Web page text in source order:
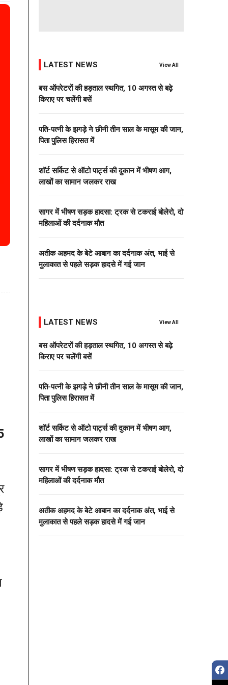
LATEST NEWS View All
बस ऑपरेटरों की हड़ताल स्थगित, 10 अगस्त से बढ़े
किराए पर चलेंगी बसें
पति-पत्नी के झगड़े ने छीनी तीन साल के मासूम की जान,
पिता पुलिस हिरासत में
शॉर्ट सर्किट से ऑटो पार्ट्स की दुकान में भीषण आग,
लाखों का सामान जलकर राख
सागर में भीषण सड़क हादसा: ट्रक से टकराई बोलेरो, दो
महिलाओं की दर्दनाक मौत
अतीक अहमद के बेटे आबान का दर्दनाक अंत, भाई से
मुलाकात से पहले सड़क हादसे में गई जान
LATEST NEWS View All
बस ऑपरेटरों की हड़ताल स्थगित, 10 अगस्त से बढ़े
किराए पर चलेंगी बसें
पति-पत्नी के झगड़े ने छीनी तीन साल के मासूम की जान,
पिता पुलिस हिरासत में
शॉर्ट सर्किट से ऑटो पार्ट्स की दुकान में भीषण आग,
लाखों का सामान जलकर राख
सागर में भीषण सड़क हादसा: ट्रक से टकराई बोलेरो, दो
महिलाओं की दर्दनाक मौत
अतीक अहमद के बेटे आबान का दर्दनाक अंत, भाई से
मुलाकात से पहले सड़क हादसे में गई जान